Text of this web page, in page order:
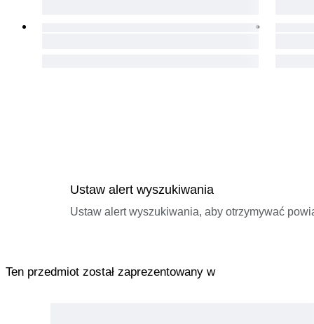
Ustaw alert wyszukiwania
Ustaw alert wyszukiwania, aby otrzymywać
Ten przedmiot został zaprezentowany w